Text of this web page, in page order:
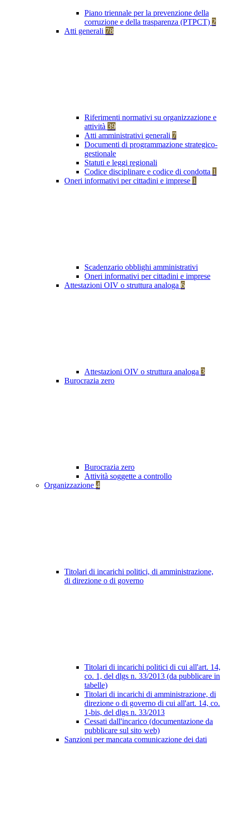
Piano triennale per la prevenzione della
corruzione e della trasparenza (PTPCT) 2
Atti generali 78
Riferimenti normativi su organizzazione e
attività 39
Atti amministrativi generali 7
Documenti di programmazione strategico-
gestionale
Statuti e leggi regionali
Codice disciplinare e codice di condotta 1
Oneri informativi per cittadini e imprese 1
Scadenzario obblighi amministrativi
Oneri informativi per cittadini e imprese
Attestazioni OIV o struttura analoga 6
Attestazioni OIV o struttura analoga 3
Burocrazia zero
Burocrazia zero
Attività soggette a controllo
Organizzazione 4
Titolari di incarichi politici, di amministrazione,
di direzione o di governo
Titolari di incarichi politici di cui all'art. 14,
co. 1, del dlgs n. 33/2013 (da pubblicare in
tabelle)
Titolari di incarichi di amministrazione, di
direzione o di governo di cui all'art. 14, co.
1-bis, del dlgs n. 33/2013
Cessati dall'incarico (documentazione da
pubblicare sul sito web)
Sanzioni per mancata comunicazione dei dati